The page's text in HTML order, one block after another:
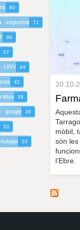
mòbil,
són
l’Ebre.
80
seguretat 71
66
57
URV 44
42
39
google 36
33
33